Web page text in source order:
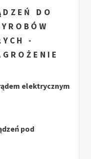
DO
-
elektrycznym
pod